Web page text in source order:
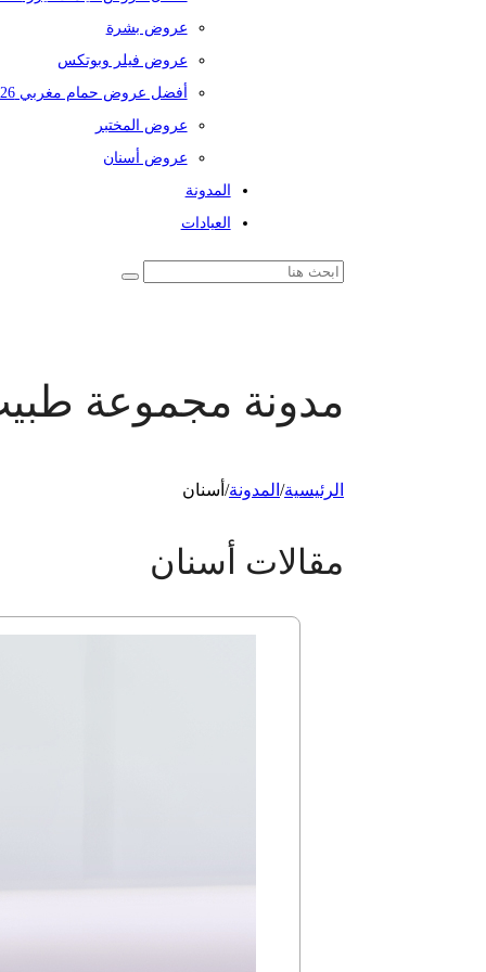
عروض بشرة
عروض فيلر وبوتكس
أفضل عروض حمام مغربي 2026
عروض المختبر
عروض أسنان
المدونة
العيادات
مدونة مجموعة
الرئيسية/ المدونة/ أسنان
مقالات أسنان